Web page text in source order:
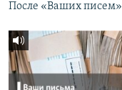
После «Ваших писем»